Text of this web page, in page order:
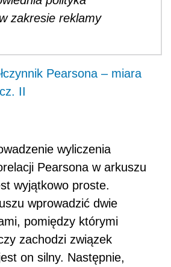
zakresie reklamy
Pearsona – miara
II
wyliczenia
Pearsona w arkuszu
wyjątkowo proste.
wprowadzić dwie
pomiędzy którymi
zachodzi związek
on silny. Następnie,